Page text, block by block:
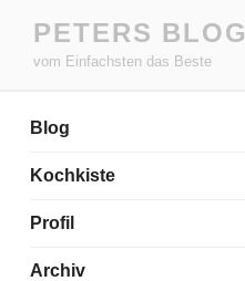
Inhalt
springen
PETERS BLOG
vom Einfachsten das Beste
Blog
Kochkiste
Profil
Archiv